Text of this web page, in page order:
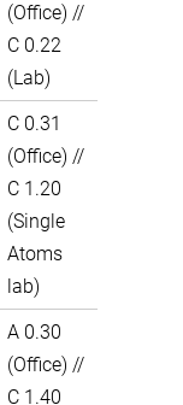
(Office) //
C 0.22
(Lab)
C 0.31
(Office) //
C 1.20
(Single
Atoms
lab)
A 0.30
(Office) //
C 1.40